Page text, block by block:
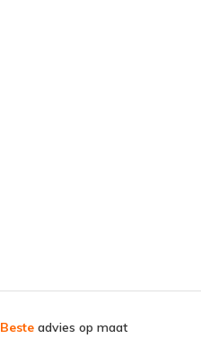
Beste advies op maat